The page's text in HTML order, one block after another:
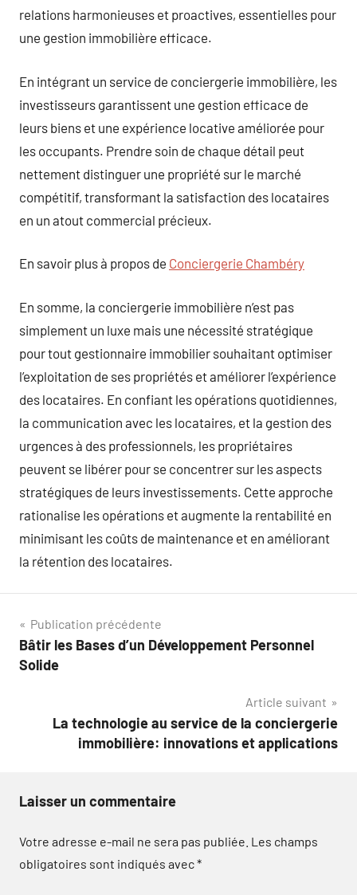
relations harmonieuses et proactives, essentielles pour
une gestion immobilière efficace.
En intégrant un service de conciergerie immobilière, les
investisseurs garantissent une gestion efficace de
leurs biens et une expérience locative améliorée pour
les occupants. Prendre soin de chaque détail peut
nettement distinguer une propriété sur le marché
compétitif, transformant la satisfaction des locataires
en un atout commercial précieux.
En savoir plus à propos de Conciergerie Chambéry
En somme, la conciergerie immobilière n’est pas
simplement un luxe mais une nécessité stratégique
pour tout gestionnaire immobilier souhaitant optimiser
l’exploitation de ses propriétés et améliorer l’expérience
des locataires. En confiant les opérations quotidiennes,
la communication avec les locataires, et la gestion des
urgences à des professionnels, les propriétaires
peuvent se libérer pour se concentrer sur les aspects
stratégiques de leurs investissements. Cette approche
rationalise les opérations et augmente la rentabilité en
minimisant les coûts de maintenance et en améliorant
la rétention des locataires.
Navigation
de
Publication précédente
Bâtir les Bases d’un Développement Personnel
Solide
Article suivant
La technologie au service de la conciergerie
immobilière: innovations et applications
Laisser un commentaire
Votre adresse e-mail ne sera pas publiée. Les champs
obligatoires sont indiqués avec*